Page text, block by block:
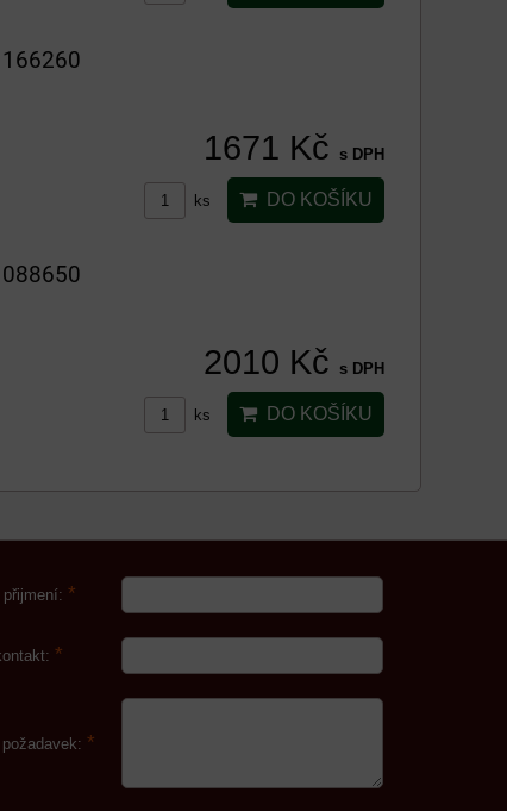
1671 Kč s DPH
ks DO KOŠÍKU
2010 Kč s DPH
ks DO KOŠÍKU
přijmení: *
*
*